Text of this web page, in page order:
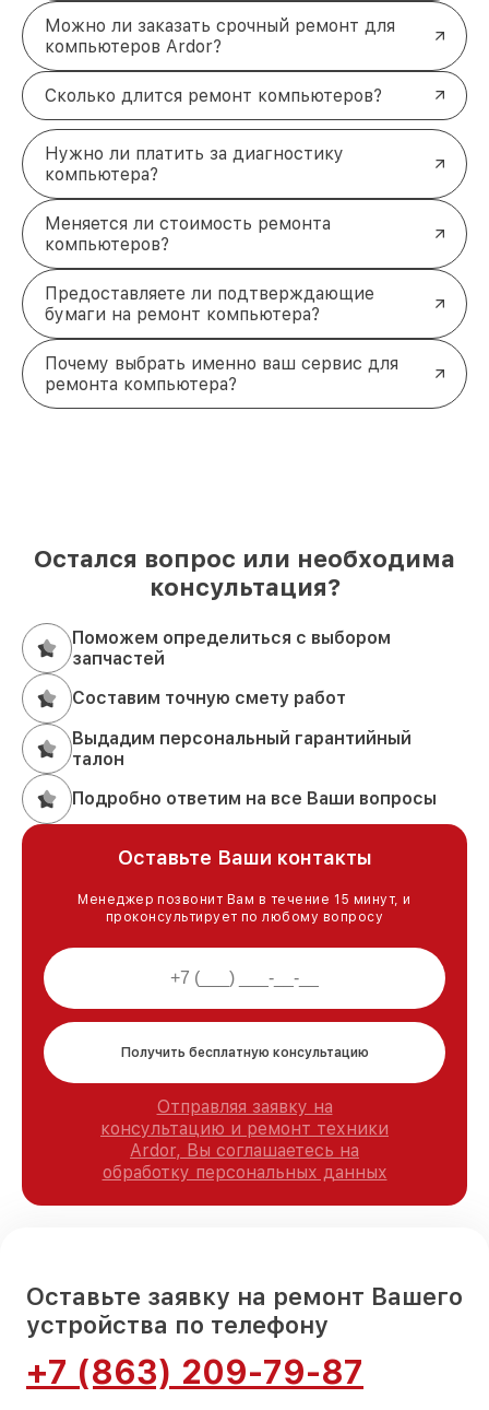
компоненты позволяет быть уверенным в
надёжности результата. Также мы предлагаем
удобные способы оплаты
банковские карты, переводы. Для вашего удобства
возможна доставка техники в сервисный центр и
обратно домой.
Быстрый ремонт компьютера
ardor в Ростове-на-Дону
Не стоит мириться с неисправностями
компьютера. Обратитесь к профессионалам для
восстановления работы вашего устройства.
Свяжитесь с нами по телефону +7 (863) 209-79-87
или посетите нас по адресу проспект Стачки,
200/1к1 — мы готовы решить ваши проблемы
быстро и качественно!
Можно ли заказать срочный ремонт для
компьютеров Ardor?
Сколько длится ремонт компьютеров?
Нужно ли платить за диагностику
компьютера?
Меняется ли стоимость ремонта
компьютеров?
Предоставляете ли подтверждающие
бумаги на ремонт компьютера?
Почему выбрать именно ваш сервис для
ремонта компьютера?
Остался вопрос или необходима
консультация?
Поможем определиться с выбором
запчастей
Составим точную смету работ
Выдадим персональный гарантийный
талон
Подробно ответим на все Ваши вопросы
Оставьте Ваши контакты
Менеджер позвонит Вам в течение 15 минут, и
проконсультирует по любому вопросу
Получить бесплатную консультацию
Отправляя заявку на
консультацию и ремонт техники
Ardor, Вы соглашаетесь на
обработку персональных данных
Оставьте заявку на ремонт Вашего
устройства по телефону
+7 (863) 209-79-87